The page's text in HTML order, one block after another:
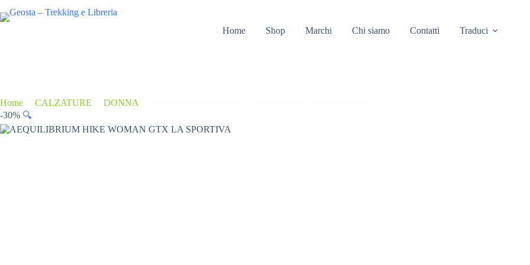
al
Home Shop Marchi Chi siamo Contatti Traduci
Home CALZATURE DONNA
-30% 🔍